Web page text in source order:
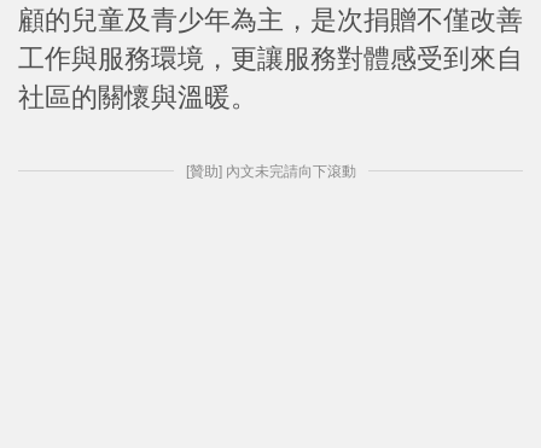
顧的兒童及青少年為主，是次捐贈不僅改善
工作與服務環境，更讓服務對體感受到來自
社區的關懷與溫暖。
[贊助] 內文未完請向下滾動